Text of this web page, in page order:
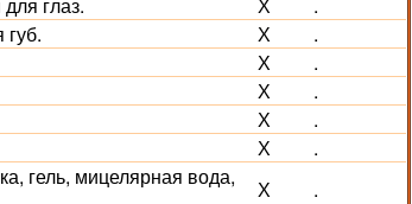
Х
.
Х
.
Х
.
Х
.
Х
.
гель, мицелярная вода,
Х
.